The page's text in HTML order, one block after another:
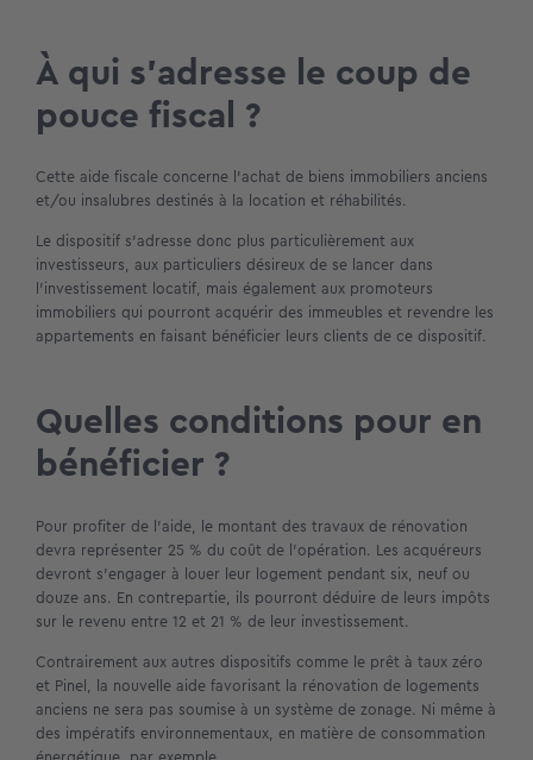
À qui s’adresse le coup de
pouce fiscal ?
Cette aide fiscale concerne l’achat de biens immobiliers anciens
et/ou insalubres destinés à la location et réhabilités.
Le dispositif s’adresse donc plus particulièrement aux
investisseurs, aux particuliers désireux de se lancer dans
l’investissement locatif, mais également aux promoteurs
immobiliers qui pourront acquérir des immeubles et revendre les
appartements en faisant bénéficier leurs clients de ce dispositif.
Quelles conditions pour en
bénéficier ?
Pour profiter de l’aide, le montant des travaux de rénovation
devra représenter 25 % du coût de l’opération. Les acquéreurs
devront s’engager à louer leur logement pendant six, neuf ou
douze ans. En contrepartie, ils pourront déduire de leurs impôts
sur le revenu entre 12 et 21 % de leur investissement.
Contrairement aux autres dispositifs comme le prêt à taux zéro
et Pinel, la nouvelle aide favorisant la rénovation de logements
anciens ne sera pas soumise à un système de zonage. Ni même à
des impératifs environnementaux, en matière de consommation